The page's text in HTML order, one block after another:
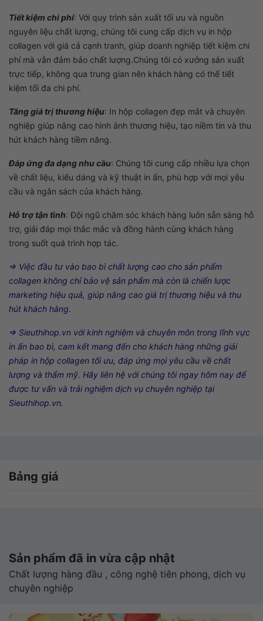
Tiết kiệm chi phí: Với quy trình sản xuất tối ưu và nguồn
nguyên liệu chất lượng, chúng tôi cung cấp dịch vụ in hộp
collagen với giá cả cạnh tranh, giúp doanh nghiệp tiết kiệm chi
phí mà vẫn đảm bảo chất lượng.Chúng tôi có xưởng sản xuất
trực tiếp, không qua trung gian nên khách hàng có thể tiết
kiệm tối đa chi phí.
Tăng giá trị thương hiệu: In hộp collagen đẹp mắt và chuyên
nghiệp giúp nâng cao hình ảnh thương hiệu, tạo niềm tin và thu
hút khách hàng tiềm năng.
Đáp ứng đa dạng nhu cầu: Chúng tôi cung cấp nhiều lựa chọn
về chất liệu, kiểu dáng và kỹ thuật in ấn, phù hợp với mọi yêu
cầu và ngân sách của khách hàng.
Hỗ trợ tận tình: Đội ngũ chăm sóc khách hàng luôn sẵn sàng hỗ
trợ, giải đáp mọi thắc mắc và đồng hành cùng khách hàng
trong suốt quá trình hợp tác.
⇒ Việc đầu tư vào bao bì chất lượng cao cho sản phẩm
collagen không chỉ bảo vệ sản phẩm mà còn là chiến lược
marketing hiệu quả, giúp nâng cao giá trị thương hiệu và thu
hút khách hàng.
⇒ Sieuthihop.vn với kinh nghiệm và chuyên môn trong lĩnh vực
in ấn bao bì, cam kết mang đến cho khách hàng những giải
pháp in hộp collagen tối ưu, đáp ứng mọi yêu cầu về chất
lượng và thẩm mỹ. Hãy liên hệ với chúng tôi ngay hôm nay để
được tư vấn và trải nghiệm dịch vụ chuyên nghiệp tại
Sieuthihop.vn.
Bảng giá
Sản phẩm đã in vừa cập nhật
Chất lượng hàng đầu , công nghệ tiên phong, dịch vụ
chuyên nghiệp